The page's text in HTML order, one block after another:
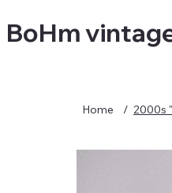
BoHm
Home / 2000s